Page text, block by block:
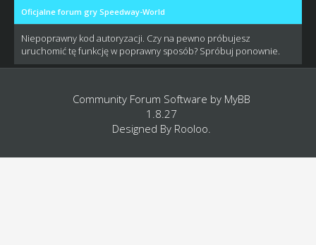
Oficjalne forum gry Speedway-World
Niepoprawny kod autoryzacji. Czy na pewno próbujesz
uruchomić tę funkcję w poprawny sposób? Spróbuj ponownie.
Community Forum Software by MyBB
1.8.27
Designed By Rooloo.